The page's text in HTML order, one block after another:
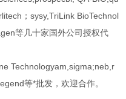
；sysy,TriLink BioTechnol
等几十家国外公司授权代
Technologyam,sigma;neb,r
等*批发，欢迎合作。